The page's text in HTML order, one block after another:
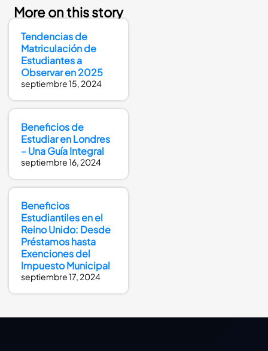
More on this story
Tendencias de
Matriculación de
Estudiantes a
Observar en 2025
septiembre 15, 2024
Beneficios de
Estudiar en Londres
– Una Guía Integral
septiembre 16, 2024
Beneficios
Estudiantiles en el
Reino Unido: Desde
Préstamos hasta
Exenciones del
Impuesto Municipal
septiembre 17, 2024